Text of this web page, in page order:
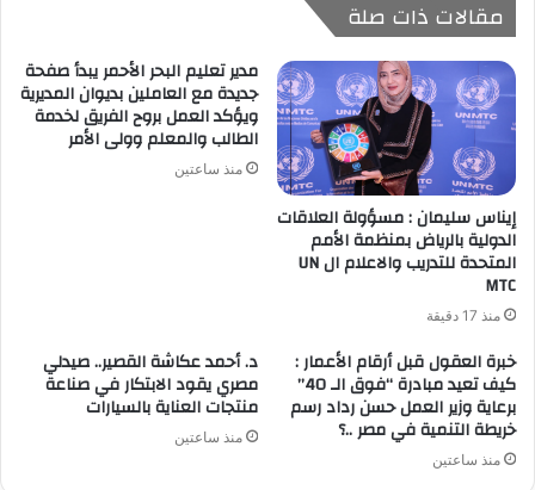
مقالات ذات صلة
إيناس سليمان : مسؤولة العلاقات
الدولية بالرياض بمنظمة الأمم
المتحدة للتدريب والاعلام ال UN
MTC
منذ 17 دقيقة
مدير تعليم البحر الأحمر يبدأ صفحة
جديدة مع العاملين بديوان المديرية
ويؤكد العمل بروح الفريق لخدمة
الطالب والمعلم وولى الأمر
منذ ساعتين
خبرة العقول قبل أرقام الأعمار :
كيف تعيد مبادرة “فوق الـ 40”
برعاية وزير العمل حسن رداد رسم
خريطة التنمية في مصر ..؟
منذ ساعتين
د. أحمد عكاشة القصير.. صيدلي
مصري يقود الابتكار في صناعة
منتجات العناية بالسيارات
منذ ساعتين